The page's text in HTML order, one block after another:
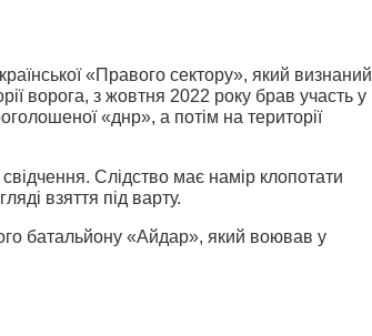
«Правого сектору», який визнаний
ворога, з жовтня 2022 року брав участь у
«днр», а потім на території
Слідство має намір клопотати
взяття під варту.
батальйону «Айдар», який воював у